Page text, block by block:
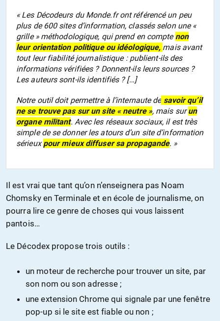
« Les Décodeurs du Monde.fr ont référencé un peu
plus de 600 sites d’information, classés selon une «
grille » méthodologique, qui prend en compte non
leur orientation politique ou idéologique, mais avant
tout leur fiabilité journalistique : publient-ils des
informations vérifiées ? Donnent-ils leurs sources ?
Les auteurs sont-ils identifiés ? […]
Notre outil doit permettre à l’internaute de savoir qu’il
ne se trouve pas sur un site « neutre », mais surun
organe militant. Avec les réseaux sociaux, il est très
simple de se donner les atours d’un site d’information
sérieuxpour mieux diffuser sa propagande. »
Il est vrai que tant qu’on n’enseignera pas Noam
Chomsky en Terminale et en école de journalisme, on
pourra lire ce genre de choses qui vous laissent
pantois…
Le Décodex propose trois outils :
un moteur de recherche pour trouver un site, par
son nom ou son adresse ;
une extension Chrome qui signale par une fenêtre
pop-up si le site est fiable ou non ;